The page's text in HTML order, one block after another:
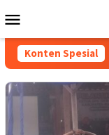
ke
kontenMobile
Konten Spesial